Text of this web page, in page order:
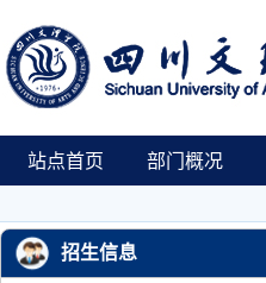
站点首页 部门概况
招生信息